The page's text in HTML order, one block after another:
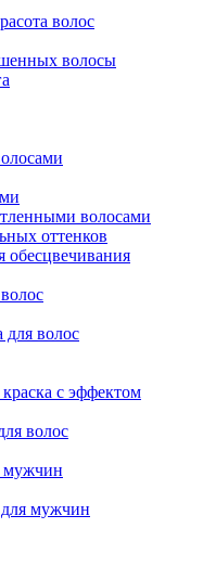
волос
волосы
волосами
оттенков
обесцвечивания
для волос
с эффектом
волос
мужчин
для мужчин